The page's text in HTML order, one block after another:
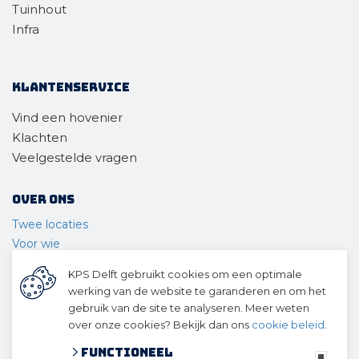
Tuinhout
Infra
Klantenservice
Vind een hovenier
Klachten
Veelgestelde vragen
Over ons
Twee locaties
Voor wie
Ons team
Geschiedenis
© 2026 KPS Delft
algemene voorwaarden
KPS Delft gebruikt cookies om een optimale
werking van de website te garanderen en om het
gebruik van de site te analyseren. Meer weten
over onze cookies? Bekijk dan ons cookie beleid
Functioneel